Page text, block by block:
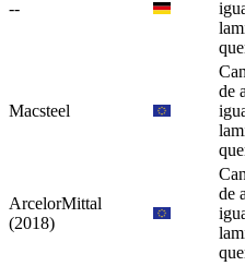
--
Macsteel
de
ArcelorMittal
(2018)
de